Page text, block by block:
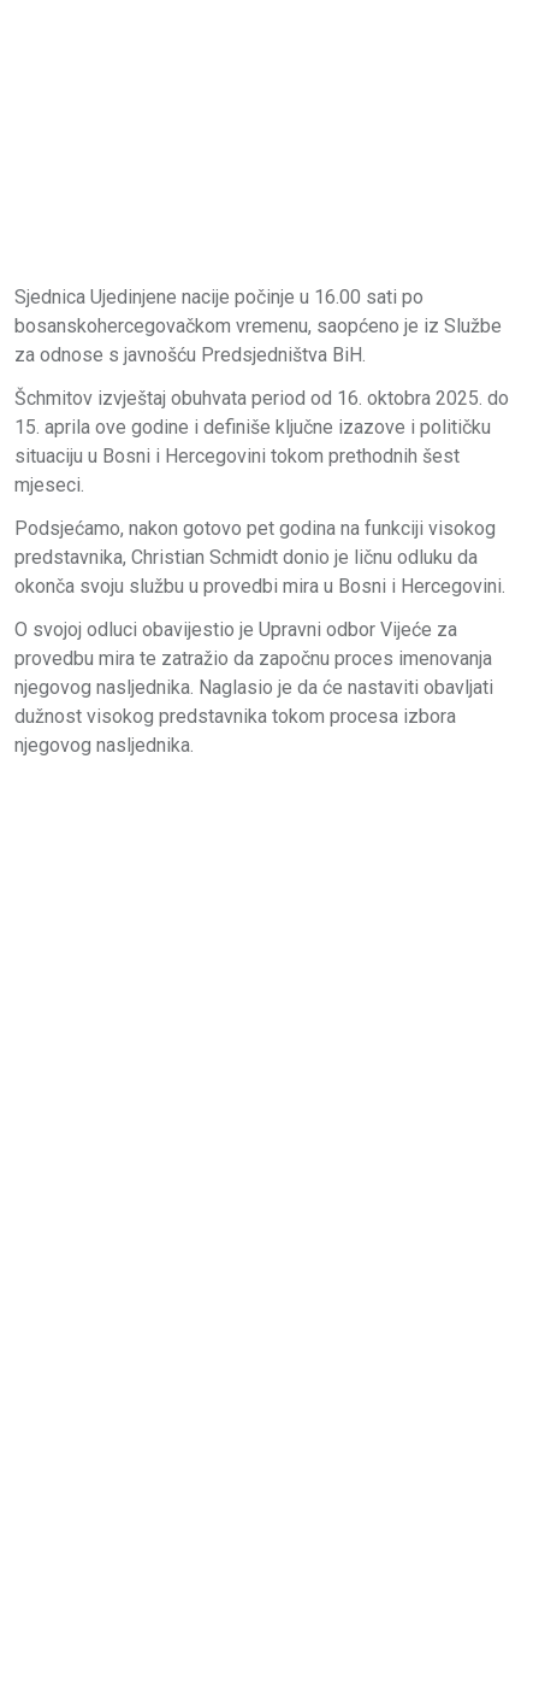
Sjednica Ujedinjene nacije počinje u 16.00 sati po
bosanskohercegovačkom vremenu, saopćeno je iz Službe
za odnose s javnošću Predsjedništva BiH.
Šchmitov izvještaj obuhvata period od 16. oktobra 2025. do
15. aprila ove godine i definiše ključne izazove i političku
situaciju u Bosni i Hercegovini tokom prethodnih šest
mjeseci.
Podsjećamo, nakon gotovo pet godina na funkciji visokog
predstavnika, Christian Schmidt donio je ličnu odluku da
okonča svoju službu u provedbi mira u Bosni i Hercegovini.
O svojoj odluci obavijestio je Upravni odbor Vijeće za
provedbu mira te zatražio da započnu proces imenovanja
njegovog nasljednika. Naglasio je da će nastaviti obavljati
dužnost visokog predstavnika tokom procesa izbora
njegovog nasljednika.